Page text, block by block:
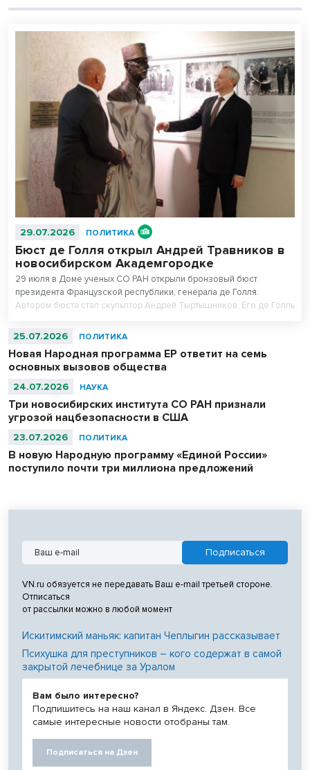
29.07.2026 ПОЛИТИКА
Бюст де Голля открыл Андрей Травников в
новосибирском Академгородке
29 июля в Доме ученых СО РАН открыли бронзовый бюст
президента Французской республики, генерала де Голля.
Автором бюста стал скульптор Андрей Тыртышников. Его де Голль
Центральном музее Великой Отечественной войны в Москве и
25.07.2026 ПОЛИТИКА
Новая Народная программа ЕР ответит на семь
основных вызовов общества
24.07.2026 НАУКА
Три новосибирских института СО РАН признали
угрозой нацбезопасности в США
23.07.2026 ПОЛИТИКА
В новую Народную программу «Единой России»
поступило почти три миллиона предложений
VN.ru обязуется не передавать Ваш e-mail третьей стороне.
Отписаться
от рассылки можно в любой момент
Искитимский маньяк: капитан Чеплыгин рассказывает
Психушка для преступников – кого содержат в самой
закрытой лечебнице за Уралом
Вам было интересно?
Подпишитесь на наш канал в Яндекс. Дзен. Все
самые интересные новости отобраны там.
Подписаться на Дзен